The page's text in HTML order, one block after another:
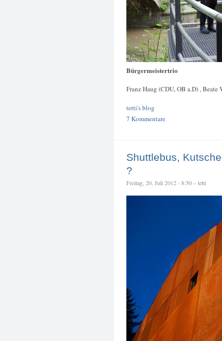
Bürgermeistertrio
Franz Haug (CDU, OB a.D) ,
tetti's blog
7 Kommentare
Shuttlebus,
?
Freitag, 20. Juli 2012 - 8:50 – tetti